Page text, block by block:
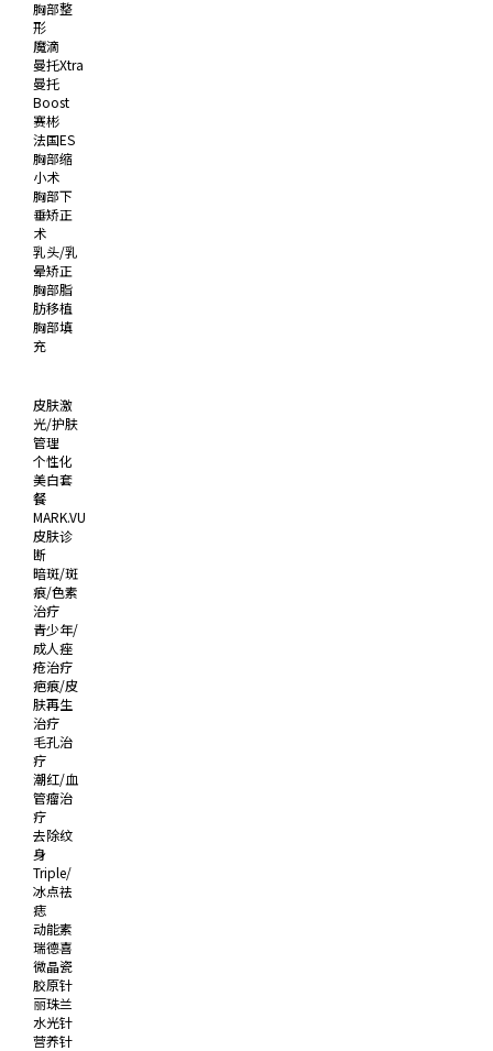
胸部整
形
魔滴
曼托Xtra
曼托
Boost
赛彬
法国ES
胸部缩
小术
胸部下
垂矫正
术
乳头/乳
晕矫正
胸部脂
肪移植
胸部填
充
皮肤激
光/护肤
管理
个性化
美白套
餐
MARK.VU
皮肤诊
断
暗斑/斑
痕/色素
治疗
青少年/
成人痤
疮治疗
疤痕/皮
肤再生
治疗
毛孔治
疗
潮红/血
管瘤治
疗
去除纹
身
Triple/
冰点祛
痣
动能素
瑞德喜
微晶瓷
胶原针
丽珠兰
水光针
营养针